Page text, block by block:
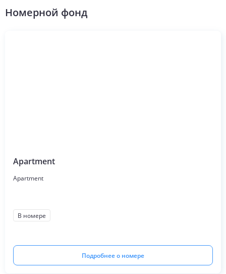
Номерной фонд
Apartment
Apartment
В номере
Подробнее о номере